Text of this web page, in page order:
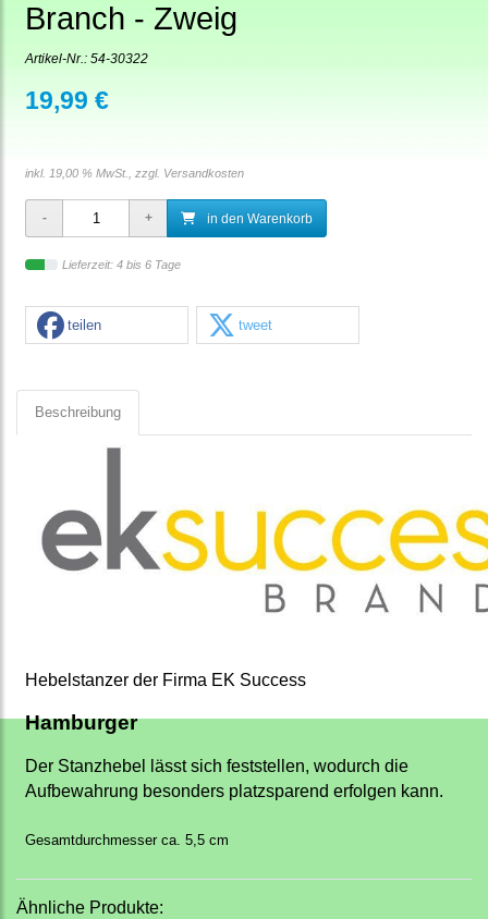
Branch - Zweig
Artikel-Nr.: 54-30322
19,99 €
inkl. 19,00 % MwSt., zzgl. Versandkosten
in den Warenkorb
Lieferzeit: 4 bis 6 Tage
teilen tweet
Beschreibung
Hebelstanzer der Firma EK Success
Hamburger
Der Stanzhebel lässt sich feststellen, wodurch die
Aufbewahrung besonders platzsparend erfolgen kann.
Gesamtdurchmesser ca. 5,5 cm
Ähnliche Produkte: